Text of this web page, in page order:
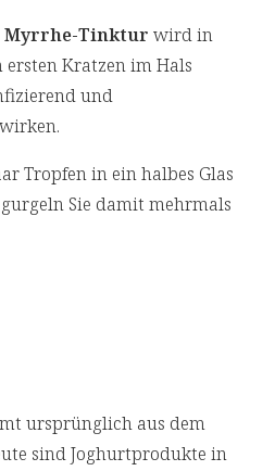
Myrrhe-Tinktur wird in
ersten Kratzen im Hals
und
Tropfen in ein halbes Glas
Sie damit mehrmals
ursprünglich aus dem
sind Joghurtprodukte in